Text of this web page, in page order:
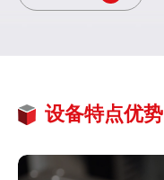
设备特点优势